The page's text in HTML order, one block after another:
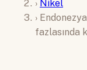
› Nikel
›
fazlasında